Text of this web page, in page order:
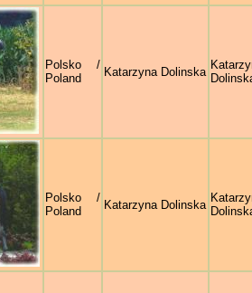
Polsko /
Poland
Katarzyna Dolinska
Polsko /
Poland
Katarzyna Dolinska